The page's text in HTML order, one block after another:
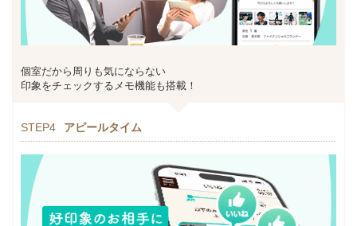
個室だから周りも気にならない
印象をチェックするメモ機能も搭載！
STEP4 アピールタイム